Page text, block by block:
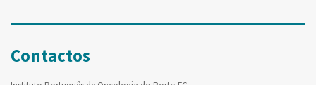
Contactos